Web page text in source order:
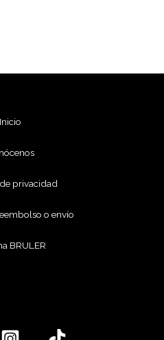
Inicio
privacidad
o envío
BRULER